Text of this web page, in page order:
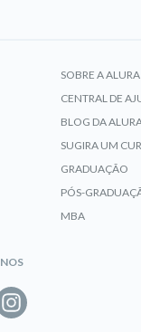
SOBRE A ALURA
CENTRAL DE
BLOG DA
SUGIRA UM
GRADUAÇÃO
PÓS-
MBA